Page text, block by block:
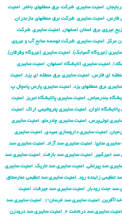
, امنیت سایبری شركت برق منطقهای باختر , امنیت
فارس, امنیت سایبری شركت برق منطقهای مازندران,
نیروی برق استان اصفهان, امنیت سایبری شركت
مركز , امنیت سایبری شركت توسعه منابع آب و نیروی
(نیروگاه آسیابک), امنیت سایبری (نیروگاه وفرقان),
, امنیت سایبری الایشگاه اصفهان, امنیت سایبری
ای فارس, امنیت سایبری برق منطقه ای یزد, امنیت
برق منطقهای یزد, امنیت سایبری پارس پامچال پ,
بندرعباس, امنیت سایبری پالایشگاه تبریز , امنیت
لاوان, امنیت سایبری پتروشیمی اراک, امنیت
تولی‌پرس, امنیت سایبری چادرملو, امنیت سایبری
, امنیت سایبری داروسازی عبیدی, امنیت سایبری
سایبری سایپا, امنیت سایبری سد آزاد, امنیت سایبری سد
سد امیرکبیر , امنیت سایبری سد بازفت, امنیت سایبری سد
سد پیرتقی, امنیت سایبری سد تاریک, امنیت سایبری
تنظیمی زاینده رود, امنیت سایبری سد تنظیمی نمارستاق,
سد جنت رودبار , امنیت سایبری سد جیرفت, امنیت
, امنیت سایبری سد خرسان-۱ , امنیت سایبری سد
امنیت سایبری سد دره‌تخت ۲ , امنیت سایبری سد درودزن